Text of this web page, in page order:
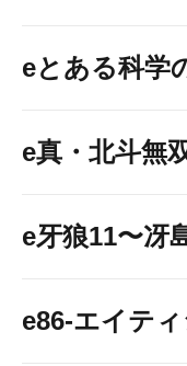
eとある科学
e真・北斗無
e牙狼11〜冴
e86-エイテ